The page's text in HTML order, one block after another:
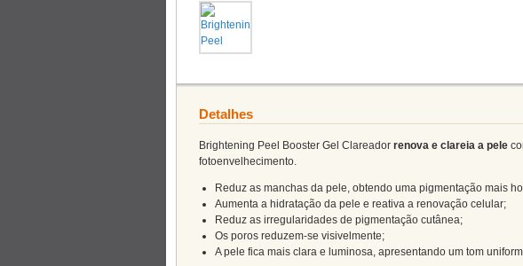
Detalhes
Brightening Peel Booster Gel Clareador renova e clareia a pele
fotoenvelhecimento.
Reduz as manchas da pele, obtendo uma pigmentação mais
Aumenta a hidratação da pele e reativa a renovação celular;
Reduz as irregularidades de pigmentação cutânea;
Os poros reduzem-se visivelmente;
A pele fica mais clara e luminosa, apresentando um tom